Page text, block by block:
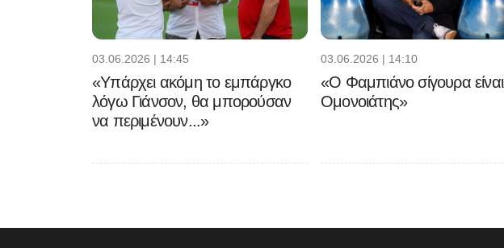
03.06.2026 | 14:45
«Υπάρχει ακόμη το εμπάργκο
λόγω Γιάνσον, θα μπορούσαν
να περιμένουν...»
03.06.2026 | 14:10
«Ο Φαμπιάνο σίγουρα είναι
Ομονοιάτης»